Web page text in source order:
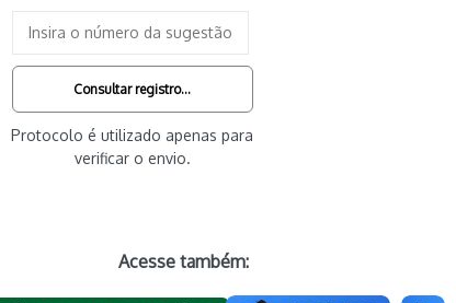
Consultar registro...
Protocolo é utilizado apenas para
verificar o envio.
Acesse também: